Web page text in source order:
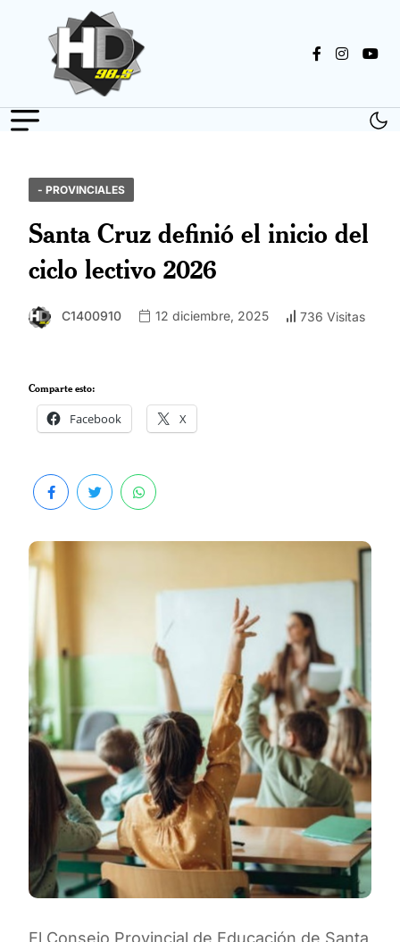
- PROVINCIALES
Santa Cruz definió el inicio del
ciclo lectivo 2026
C1400910 12 diciembre, 2025 736 Visitas
Comparte esto:
Facebook X
El Consejo Provincial de Educación de Santa